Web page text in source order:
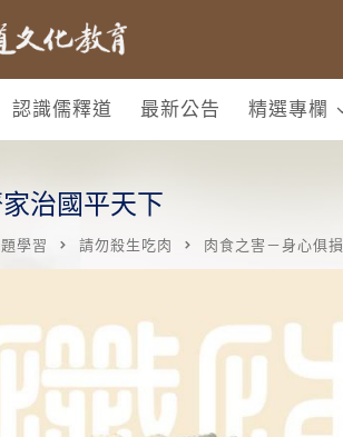
認識儒釋道 最新公告 精選專欄
治國平天下
學習 請勿殺生吃肉 肉食之害－身心俱損